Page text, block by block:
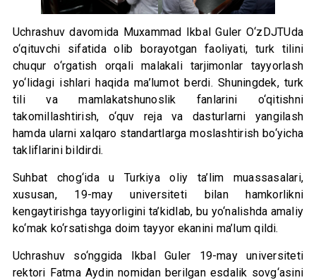
Uchrashuv davomida Muxammad Ikbal Guler O‘zDJTUda
o‘qituvchi sifatida olib borayotgan faoliyati, turk tilini
chuqur o‘rgatish orqali malakali tarjimonlar tayyorlash
yo‘lidagi ishlari haqida ma’lumot berdi. Shuningdek, turk
tili va mamlakatshunoslik fanlarini o‘qitishni
takomillashtirish, o‘quv reja va dasturlarni yangilash
hamda ularni xalqaro standartlarga moslashtirish bo‘yicha
takliflarini bildirdi.
Suhbat chog‘ida u Turkiya oliy ta’lim muassasalari,
xususan, 19-may universiteti bilan hamkorlikni
kengaytirishga tayyorligini ta’kidlab, bu yo‘nalishda amaliy
ko‘mak ko‘rsatishga doim tayyor ekanini ma’lum qildi.
Uchrashuv so‘nggida Ikbal Guler 19-may universiteti
rektori Fatma Aydin nomidan berilgan esdalik sovg‘asini